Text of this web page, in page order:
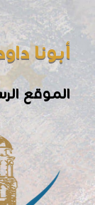
أبونا
الموقع